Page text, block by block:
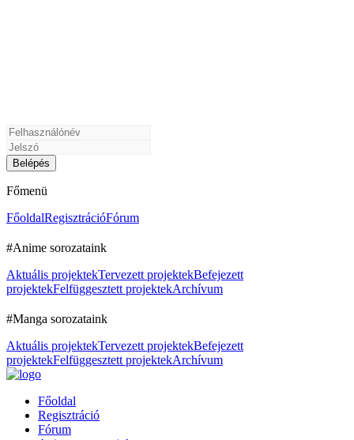
Főmenü
FőoldalRegisztrációFórum
#Anime sorozataink
Aktuális projektekTervezett projektekBefejezett
projektekFelfüggesztett projektekArchívum
#Manga sorozataink
Aktuális projektekTervezett projektekBefejezett
projektekFelfüggesztett projektekArchívum
Főoldal
Regisztráció
Fórum